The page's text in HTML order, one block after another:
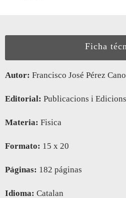
Ficha
Autor: Francisco José Pérez Cano
Editorial: Publicacions i
Materia: Fisica
Formato: 15 x 20
Páginas: 182 páginas
Idioma: Catalan